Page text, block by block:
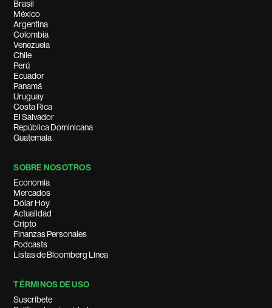
Brasil
México
Argentina
Colombia
Venezuela
Chile
Perú
Ecuador
Panamá
Uruguay
Costa Rica
El Salvador
República Dominicana
Guatemala
SOBRE NOSOTROS
Economía
Mercados
Dólar Hoy
Actualidad
Cripto
Finanzas Personales
Podcasts
Listas de Bloomberg Línea
TÉRMINOS DE USO
Suscríbete